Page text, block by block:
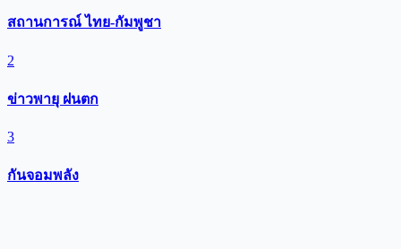
สถานการณ์ ไทย-กัมพูชา
2
ข่าวพายุ ฝนตก
3
กันจอมพลัง